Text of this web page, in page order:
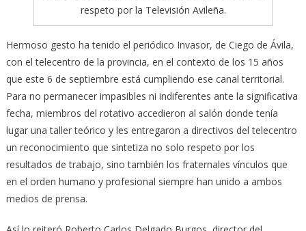
respeto por la Televisión Avileña.
Hermoso gesto ha tenido el periódico Invasor, de Ciego de Ávila,
con el telecentro de la provincia, en el contexto de los 15 años
que este 6 de septiembre está cumpliendo ese canal territorial.
Para no permanecer impasibles ni indiferentes ante la significativa
fecha, miembros del rotativo accedieron al salón donde tenía
lugar una taller teórico y les entregaron a directivos del telecentro
un reconocimiento que sintetiza no solo respeto por los
resultados de trabajo, sino también los fraternales vínculos que
en el orden humano y profesional siempre han unido a ambos
medios de prensa.